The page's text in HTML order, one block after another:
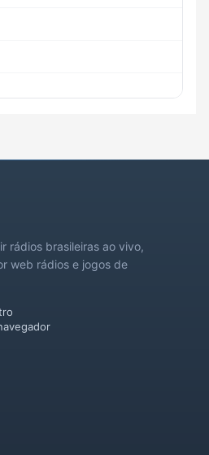
rádios brasileiras ao vivo,
web rádios e jogos de